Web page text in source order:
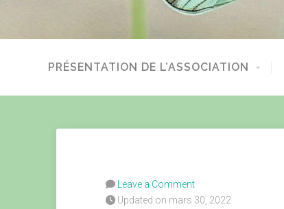
PRÉSENTATION DE L’ASSOCIATION
Leave a Comment
Updated on mars 30, 2022